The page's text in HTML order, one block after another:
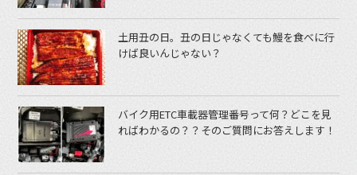
土用丑の日。丑の日じゃなくても鰻を食べに行
けば良いんじゃない？
バイク用ETC車載器管理番号って何？どこを見
ればわかるの？？そのご質問にお答えします！